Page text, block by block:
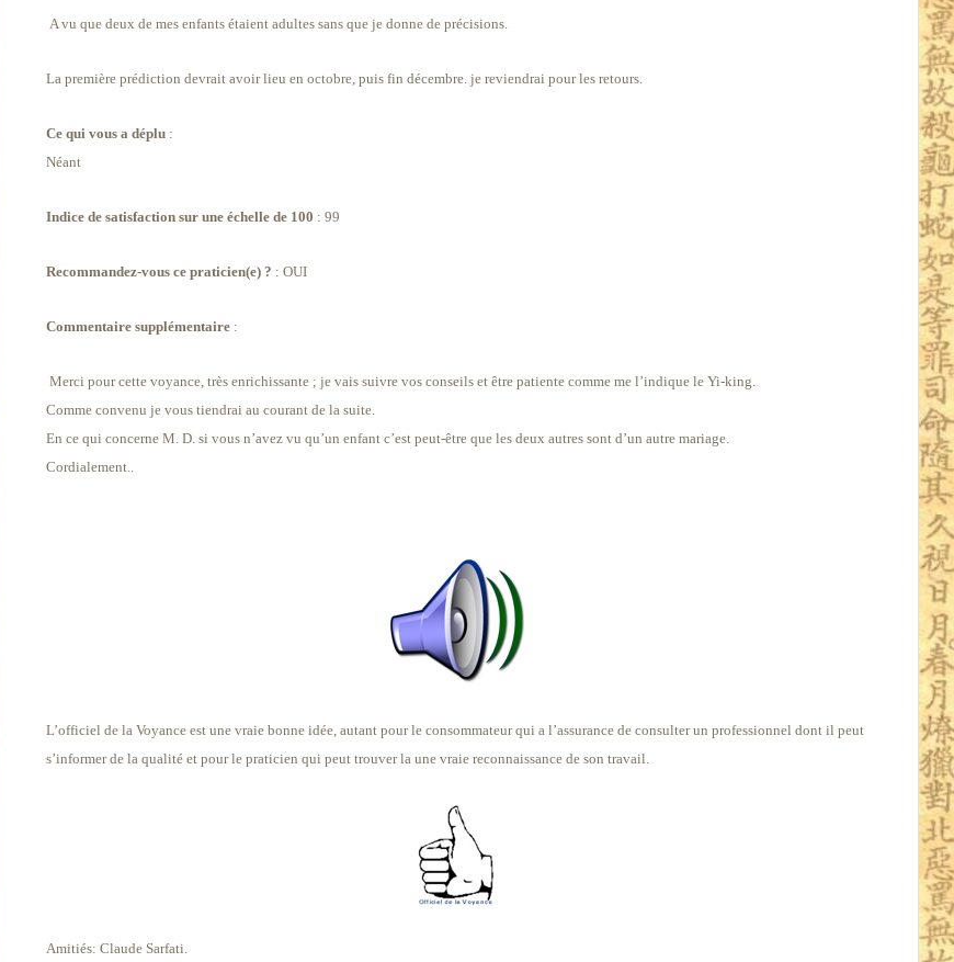
A vu que deux de mes enfants étaient adultes sans que je donne de précisions.
La première prédiction devrait avoir lieu en octobre, puis fin décembre. je reviendrai pour les retours.
Ce qui vous a déplu :
Néant
Indice de satisfaction sur une échelle de 100 : 99
Recommandez-vous ce praticien(e) ? : OUI
Commentaire supplémentaire :
Merci pour cette voyance, très enrichissante ; je vais suivre vos conseils et être patiente comme me l’indique le Yi-king.
Comme convenu je vous tiendrai au courant de la suite.
En ce qui concerne M. D. si vous n’avez vu qu’un enfant c’est peut-être que les deux autres sont d’un autre mariage.
Cordialement..
L’officiel de la Voyance est une vraie bonne idée, autant pour le consommateur qui a l’assurance de consulter un professionnel dont il peut
s’informer de la qualité et pour le praticien qui peut trouver la une vraie reconnaissance de son travail.
Amitiés: Claude Sarfati.